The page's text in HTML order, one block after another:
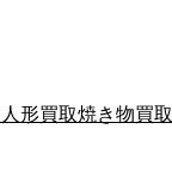
人形買取焼き物買取